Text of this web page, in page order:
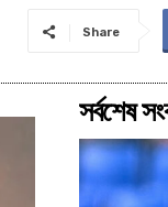
Share
সর্বশেষ